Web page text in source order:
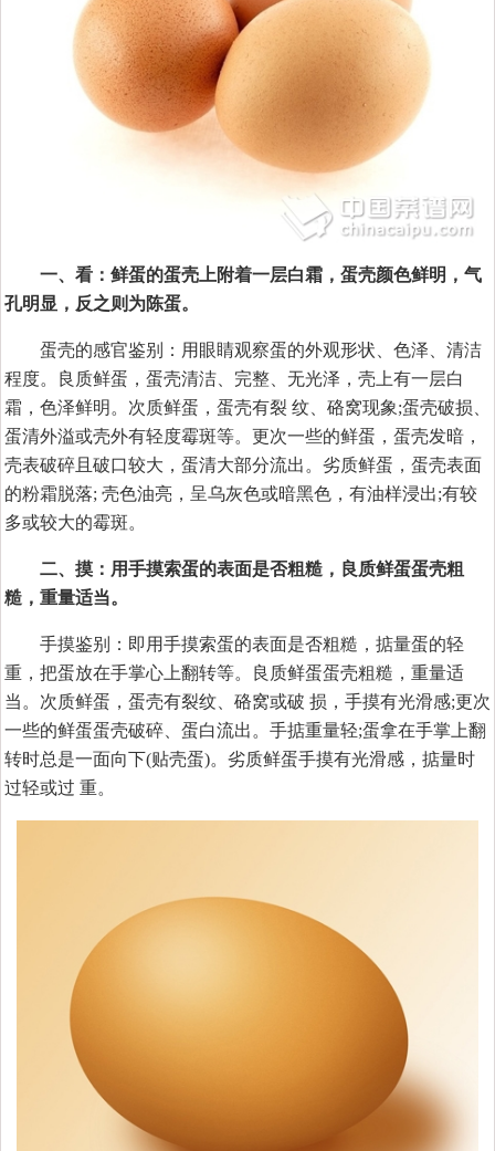
一、看：鲜蛋的蛋壳上附着一层白霜，蛋壳颜色鲜明，气
孔明显，反之则为陈蛋。
蛋壳的感官鉴别：用眼睛观察蛋的外观形状、色泽、清洁
程度。良质鲜蛋，蛋壳清洁、完整、无光泽，壳上有一层白
霜，色泽鲜明。次质鲜蛋，蛋壳有裂 纹、硌窝现象;蛋壳破损、
蛋清外溢或壳外有轻度霉斑等。更次一些的鲜蛋，蛋壳发暗，
壳表破碎且破口较大，蛋清大部分流出。劣质鲜蛋，蛋壳表面
的粉霜脱落; 壳色油亮，呈乌灰色或暗黑色，有油样浸出;有较
多或较大的霉斑。
二、摸：用手摸索蛋的表面是否粗糙，良质鲜蛋蛋壳粗
糙，重量适当。
手摸鉴别：即用手摸索蛋的表面是否粗糙，掂量蛋的轻
重，把蛋放在手掌心上翻转等。良质鲜蛋蛋壳粗糙，重量适
当。次质鲜蛋，蛋壳有裂纹、硌窝或破 损，手摸有光滑感;更次
一些的鲜蛋蛋壳破碎、蛋白流出。手掂重量轻;蛋拿在手掌上翻
转时总是一面向下(贴壳蛋)。劣质鲜蛋手摸有光滑感，掂量时
过轻或过 重。